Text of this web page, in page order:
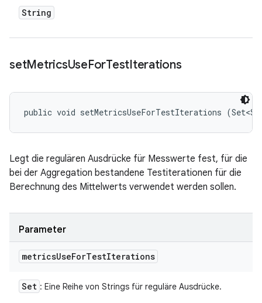
String
setMetricsUseForTestIterations
public void setMetricsUseForTestIterations
Legt die regulären Ausdrücke für Messwerte fest, für die
bei der Aggregation bestandene Testiterationen für die
Berechnung des Mittelwerts verwendet werden sollen.
Parameter
metricsUseForTestIterations
Set : Eine Reihe von Strings für reguläre Ausdrücke.